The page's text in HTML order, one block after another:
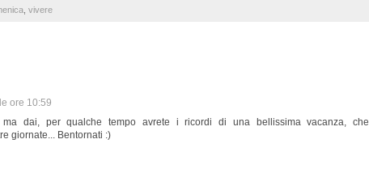
vivere
ore 10:59
dai, per qualche tempo avrete i ricordi di una bellissima vacanza, che
giornate... Bentornati :)